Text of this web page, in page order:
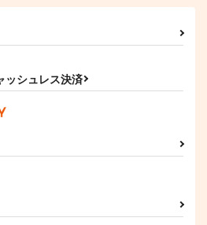
ッシュレス決済